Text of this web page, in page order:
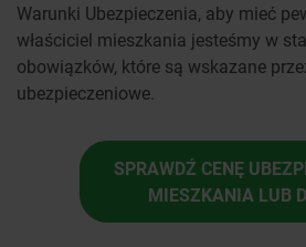
Warunki Ubezpieczenia, aby mieć
właściciel mieszkania jesteśmy w
obowiązków, które są wskazane
ubezpieczeniowe.
SPRAWDŹ CENĘ
MIESZKANIA LUB